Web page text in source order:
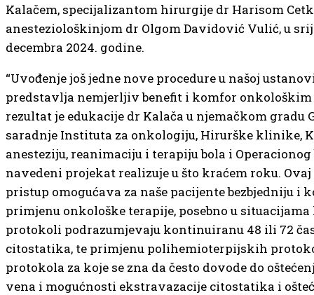
Kalačem, specijalizantom hirurgije dr Harisom
anesteziološkinjom dr Olgom Davidović Vulić, u
decembra 2024. godine.
“Uvođenje još jedne nove procedure u našoj
predstavlja nemjerljiv benefit i komfor
rezultat je edukacije dr Kalača u njemačkom gradu
saradnje Instituta za onkologiju, Hirurške klinike,
anesteziju, reanimaciju i terapiju bola i Operacionog
navedeni projekat realizuje u što kraćem roku.
pristup omogućava za naše pacijente bezbjedniju i
primjenu onkološke terapije, posebno u
protokoli podrazumjevaju kontinuiranu 48 ili 72
citostatika, te primjenu polihemioterpijskih
protokola za koje se zna da često dovode do
vena i mogućnosti ekstravazacije citostatika i